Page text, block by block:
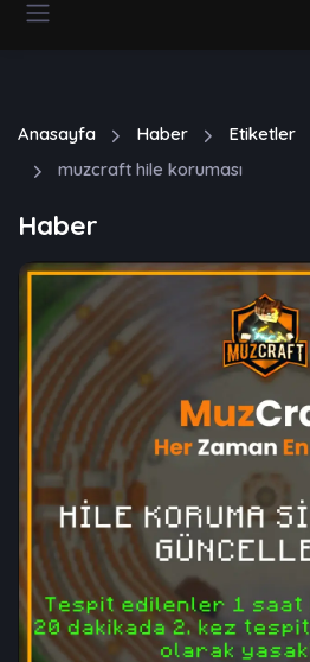
Anasayfa Haber
Etiketler
muzcraft hile koruması
Haber